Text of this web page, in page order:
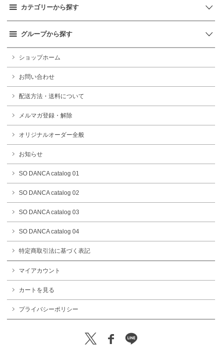
カテゴリーから探す
グループから探す
ショップホーム
お問い合わせ
配送方法・送料について
メルマガ登録・解除
オリジナルオーダー全般
お知らせ
SO DANCA catalog 01
SO DANCA catalog 02
SO DANCA catalog 03
SO DANCA catalog 04
特定商取引法に基づく表記
マイアカウント
カートを見る
プライバシーポリシー